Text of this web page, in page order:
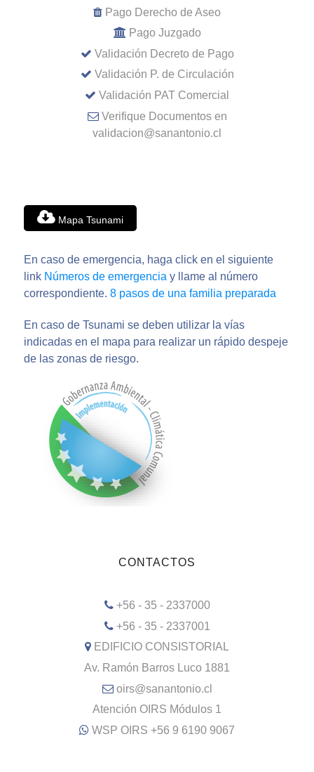
Pago Derecho de Aseo
Pago Juzgado
Validación Decreto de Pago
Validación P. de Circulación
Validación PAT Comercial
Verifique Documentos en
validacion@sanantonio.cl
Mapa Tsunami
En caso de emergencia, haga click en el siguiente
link Números de emergencia y llame al número
correspondiente. 8 pasos de una familia preparada
En caso de Tsunami se deben utilizar la vías
indicadas en el mapa para realizar un rápido despeje
de las zonas de riesgo.
CONTACTOS
+56 - 35 - 2337000
+56 - 35 - 2337001
EDIFICIO CONSISTORIAL
Av. Ramón Barros Luco 1881
oirs@sanantonio.cl
Atención OIRS Módulos 1
WSP OIRS +56 9 6190 9067